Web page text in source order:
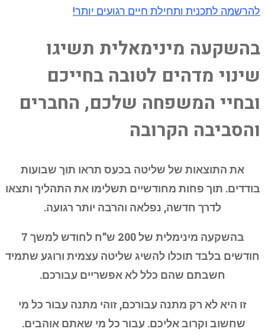
להרשמה לתכנית ותחילת חיים רגועים יותר!
בהשקעה מינימאלית תשיגו
שינוי מדהים לטובה בחייכם
ובחיי המשפחה שלכם, החברים
והסביבה הקרובה
את התוצאות של שליטה בכעס תראו תוך שבועות
בודדים. תוך פחות מחודשיים תשלימו את התהליך ותצאו
לדרך חדשה, נפלאה והרבה יותר רגועה.
בהשקעה מינימלית של 200 ש”ח לחודש למשך 7
חודשים בלבד תוכלו להשיג שליטה עצמית ורוגע שתמיד
חשבתם שהם כלל לא אפשריים עבורכם.
זו היא לא רק מתנה עבורכם, זוהי מתנה עבור כל מי
שחשוב וקרוב אליכם. עבור כל מי שאתם אוהבים.